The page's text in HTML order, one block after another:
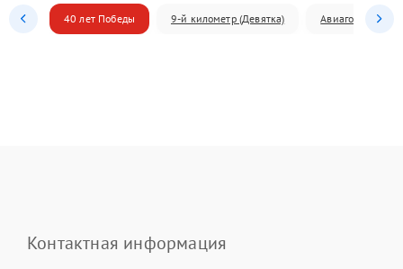
40 лет Победы 9-й километр (Девятка) Авиагородок
Контактная информация